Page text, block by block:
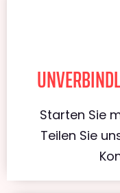
Starten Sie
Teilen Sie